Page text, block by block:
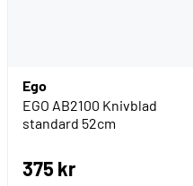
Ego
EGO AB2100 Knivblad
standard 52cm
375 kr